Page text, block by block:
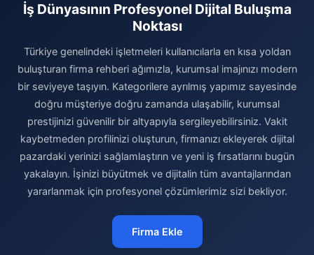
İş Dünyasının Profesyonel Dijital Buluşma
Noktası
Türkiye genelindeki işletmeleri kullanıcılarla en kısa yoldan
buluşturan firma rehberi ağımızla, kurumsal imajınızı modern
bir seviyeye taşıyın. Kategorilere ayrılmış yapımız sayesinde
doğru müşteriye doğru zamanda ulaşabilir, kurumsal
prestijinizi güvenilir bir altyapıyla sergileyebilirsiniz. Vakit
kaybetmeden profilinizi oluşturun, firmanızı ekleyerek dijital
pazardaki yerinizi sağlamlaştırın ve yeni iş fırsatlarını bugün
yakalayın. İşinizi büyütmek ve dijitalin tüm avantajlarından
yararlanmak için profesyonel çözümlerimiz sizi bekliyor.
Firma Ekle